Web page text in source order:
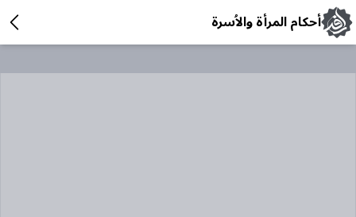
أحكام المرأة والاُسرة